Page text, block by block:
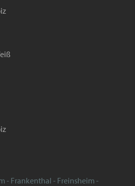
- Frankenthal - Freinsheim -